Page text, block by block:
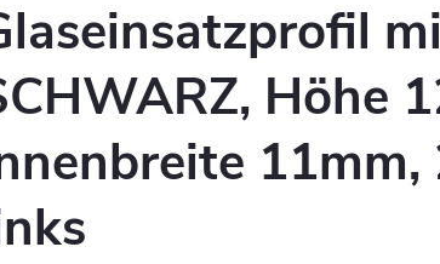
Höhe
11mm,